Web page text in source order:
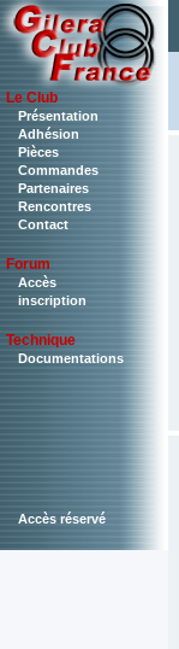
Le Club
Présentation
Adhésion
Pièces
Commandes
Partenaires
Rencontres
Contact
Forum
Accès
inscription
Technique
Documentations
Accès réservé